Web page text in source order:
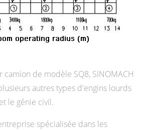
camion de modèle SQ8, SINOMACH
autres types d'engins lourds
le génie civil.
spécialisée dans les